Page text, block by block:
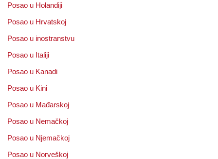
Posao u Holandiji
Posao u Hrvatskoj
Posao u inostranstvu
Posao u Italiji
Posao u Kanadi
Posao u Kini
Posao u Mađarskoj
Posao u Nemačkoj
Posao u Njemačkoj
Posao u Norveškoj